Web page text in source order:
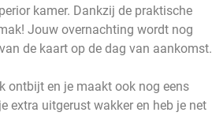
kamer. Dankzij de praktische
Jouw overnachting wordt nog
de kaart op de dag van aankomst.
ontbijt en je maakt ook nog eens
extra uitgerust wakker en heb je net